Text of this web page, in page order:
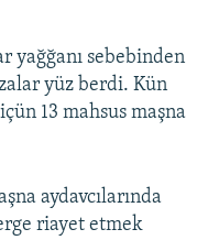
yağğanı sebebinden
yüz berdi. Kün
13 mahsus maşna
aydavcılarında
riayet etmek